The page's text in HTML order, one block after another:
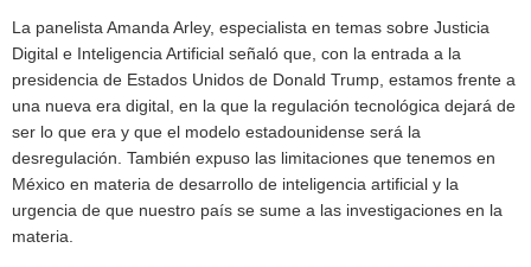
La panelista Amanda Arley, especialista en temas sobre Justicia
Digital e Inteligencia Artificial señaló que, con la entrada a la
presidencia de Estados Unidos de Donald Trump, estamos frente a
una nueva era digital, en la que la regulación tecnológica dejará de
ser lo que era y que el modelo estadounidense será la
desregulación. También expuso las limitaciones que tenemos en
México en materia de desarrollo de inteligencia artificial y la
urgencia de que nuestro país se sume a las investigaciones en la
materia.